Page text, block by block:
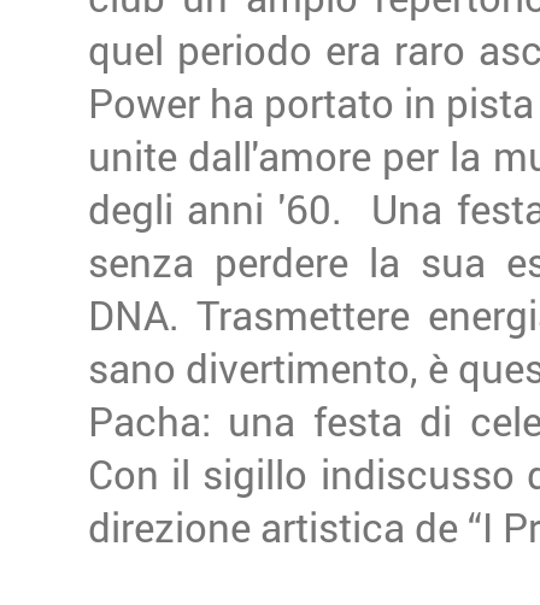
quel periodo era raro
Power ha portato in
unite dall'amore per la
degli anni '60. Una
senza perdere la sua
DNA. Trasmettere
sano divertimento, è
Pacha: una festa di
Con il sigillo indiscusso
direzione artistica de “I